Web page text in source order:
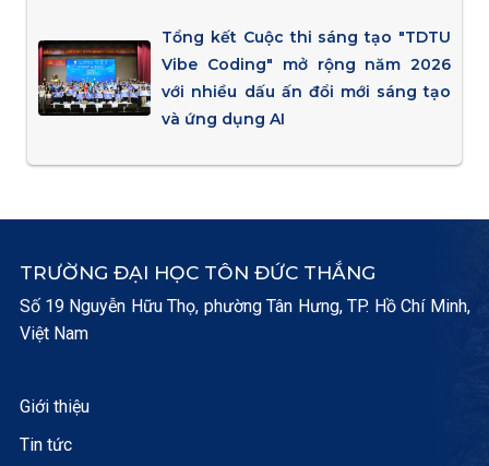
Tổng kết Cuộc thi sáng tạo "TDTU
Vibe Coding" mở rộng năm 2026
với nhiều dấu ấn đổi mới sáng tạo
và ứng dụng AI
TRƯỜNG ĐẠI HỌC TÔN ĐỨC THẮNG
Số 19 Nguyễn Hữu Thọ, phường Tân Hưng, TP. Hồ Chí Minh,
Việt Nam
Giới thiệu
Tin tức